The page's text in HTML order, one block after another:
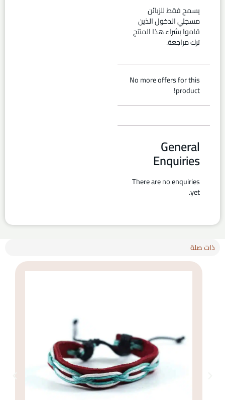
يسمح فقط للزبائن
مسجلي الدخول الذين
قاموا بشراء هذا المنتج
ترك مراجعة.
No more offers for this
product!
General
Enquiries
There are no enquiries
yet.
ذات صلة